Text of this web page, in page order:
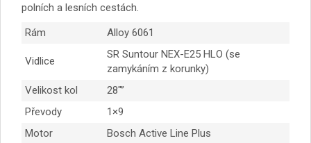
polních a lesních cestách.
Rám
Alloy 6061
Vidlice
SR Suntour NEX-E25 HLO (se
zamykáním z korunky)
Velikost kol
28″”
Převody
1×9
Motor
Bosch Active Line Plus